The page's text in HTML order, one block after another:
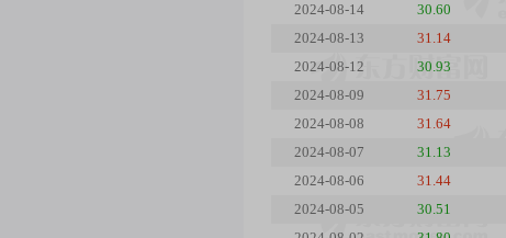
2024-08-14
30.60
2024-08-13
31.14
2024-08-12
30.93
2024-08-09
31.75
2024-08-08
31.64
2024-08-07
31.13
2024-08-06
31.44
2024-08-05
30.51